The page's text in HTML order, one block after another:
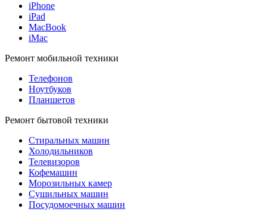
iPhone
iPad
MacBook
iMac
Ремонт мобильной техники
Телефонов
Ноутбуков
Планшетов
Ремонт бытовой техники
Стиральных машин
Холодильников
Телевизоров
Кофемашин
Морозильных камер
Сушильных машин
Посудомоечных машин